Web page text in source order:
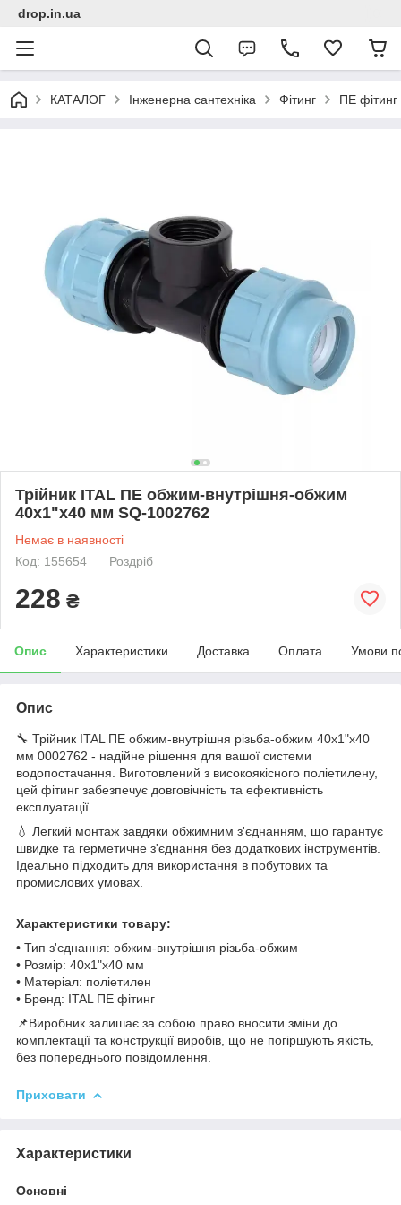
drop.in.ua
КАТАЛОГ Інженерна сантехніка Фітинг ПЕ фітинг
Трійник ITAL ПЕ обжим-внутрішня-обжим
40x1"x40 мм SQ-1002762
Немає в наявності
Код: 155654
Роздріб
228 ₴
Опис Характеристики Доставка Оплата Умови
Опис
🔧 Трійник ITAL ПЕ обжим-внутрішня різьба-обжим 40x1"x40
мм 0002762 - надійне рішення для вашої системи
водопостачання. Виготовлений з високоякісного поліетилену,
цей фітинг забезпечує довговічність та ефективність
експлуатації.
💧 Легкий монтаж завдяки обжимним з'єднанням, що гарантує
швидке та герметичне з'єднання без додаткових інструментів.
Ідеально підходить для використання в побутових та
промислових умовах.
Характеристики товару:
• Тип з'єднання: обжим-внутрішня різьба-обжим
• Розмір: 40x1"x40 мм
• Матеріал: поліетилен
• Бренд: ITAL ПЕ фітинг
📌Виробник залишає за собою право вносити зміни до
комплектації та конструкції виробів, що не погіршують якість,
без попереднього повідомлення.
Приховати
Характеристики
Основні